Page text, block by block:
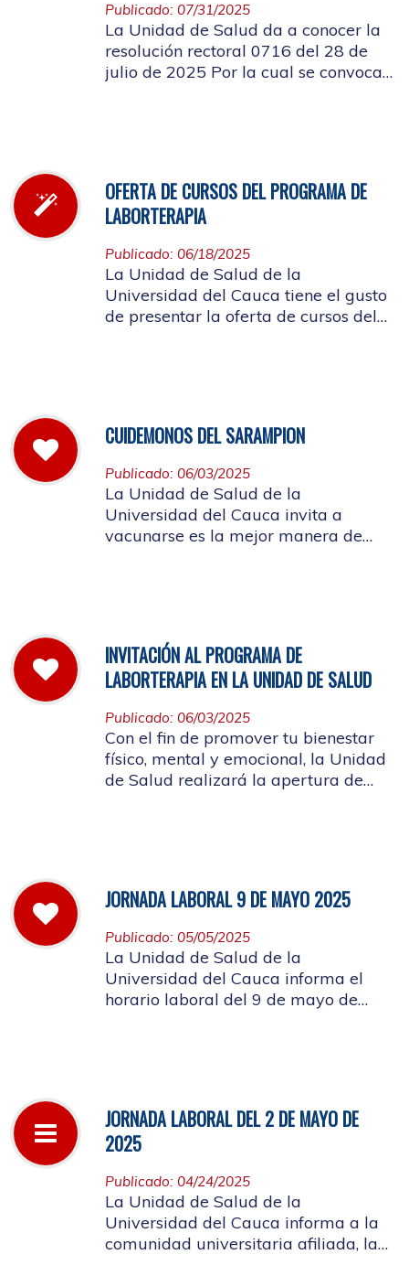
Publicado: 07/31/2025
La Unidad de Salud da a conocer la
resolución rectoral 0716 del 28 de
julio de 2025 Por la cual se convoca
OFERTA DE CURSOS DEL PROGRAMA DE
LABORTERAPIA
Publicado: 06/18/2025
La Unidad de Salud de la
Universidad del Cauca tiene el gusto
de presentar la oferta de cursos del
CUIDEMONOS DEL SARAMPION
Publicado: 06/03/2025
La Unidad de Salud de la
Universidad del Cauca invita a
vacunarse es la mejor manera de
INVITACIÓN AL PROGRAMA DE
LABORTERAPIA EN LA UNIDAD DE SALUD
Publicado: 06/03/2025
Con el fin de promover tu bienestar
físico, mental y emocional, la Unidad
de Salud realizará la apertura de
JORNADA LABORAL 9 DE MAYO 2025
Publicado: 05/05/2025
La Unidad de Salud de la
Universidad del Cauca informa el
horario laboral del 9 de mayo de
JORNADA LABORAL DEL 2 DE MAYO DE
2025
Publicado: 04/24/2025
La Unidad de Salud de la
Universidad del Cauca informa a la
comunidad universitaria afiliada, la